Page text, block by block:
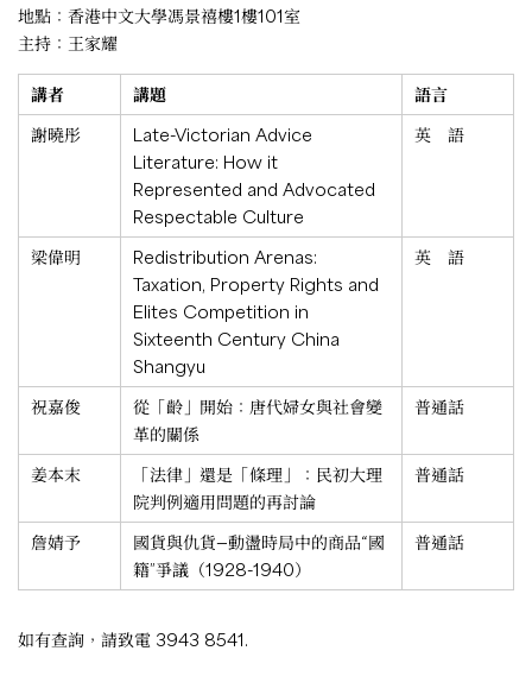
地點：香港中文大學馮景禧樓1樓101室
主持：王家耀
講者 講題
語言
謝曉彤
Late-Victorian Advice
Literature: How it
Represented and Advocated
Respectable Culture
英 語
梁偉明
Redistribution Arenas:
Taxation, Property Rights and
Elites Competition in
Sixteenth Century China
Shangyu
英 語
祝嘉俊
從「齡」開始：唐代婦女與社會變
革的關係
普通話
姜本末
「法律」還是「條理」：民初大理
院判例適用問題的再討論
普通話
詹婧予
國貨與仇貨—動盪時局中的商品“國
籍”爭議（1928-1940）
普通話
如有查詢，請致電 3943 8541.